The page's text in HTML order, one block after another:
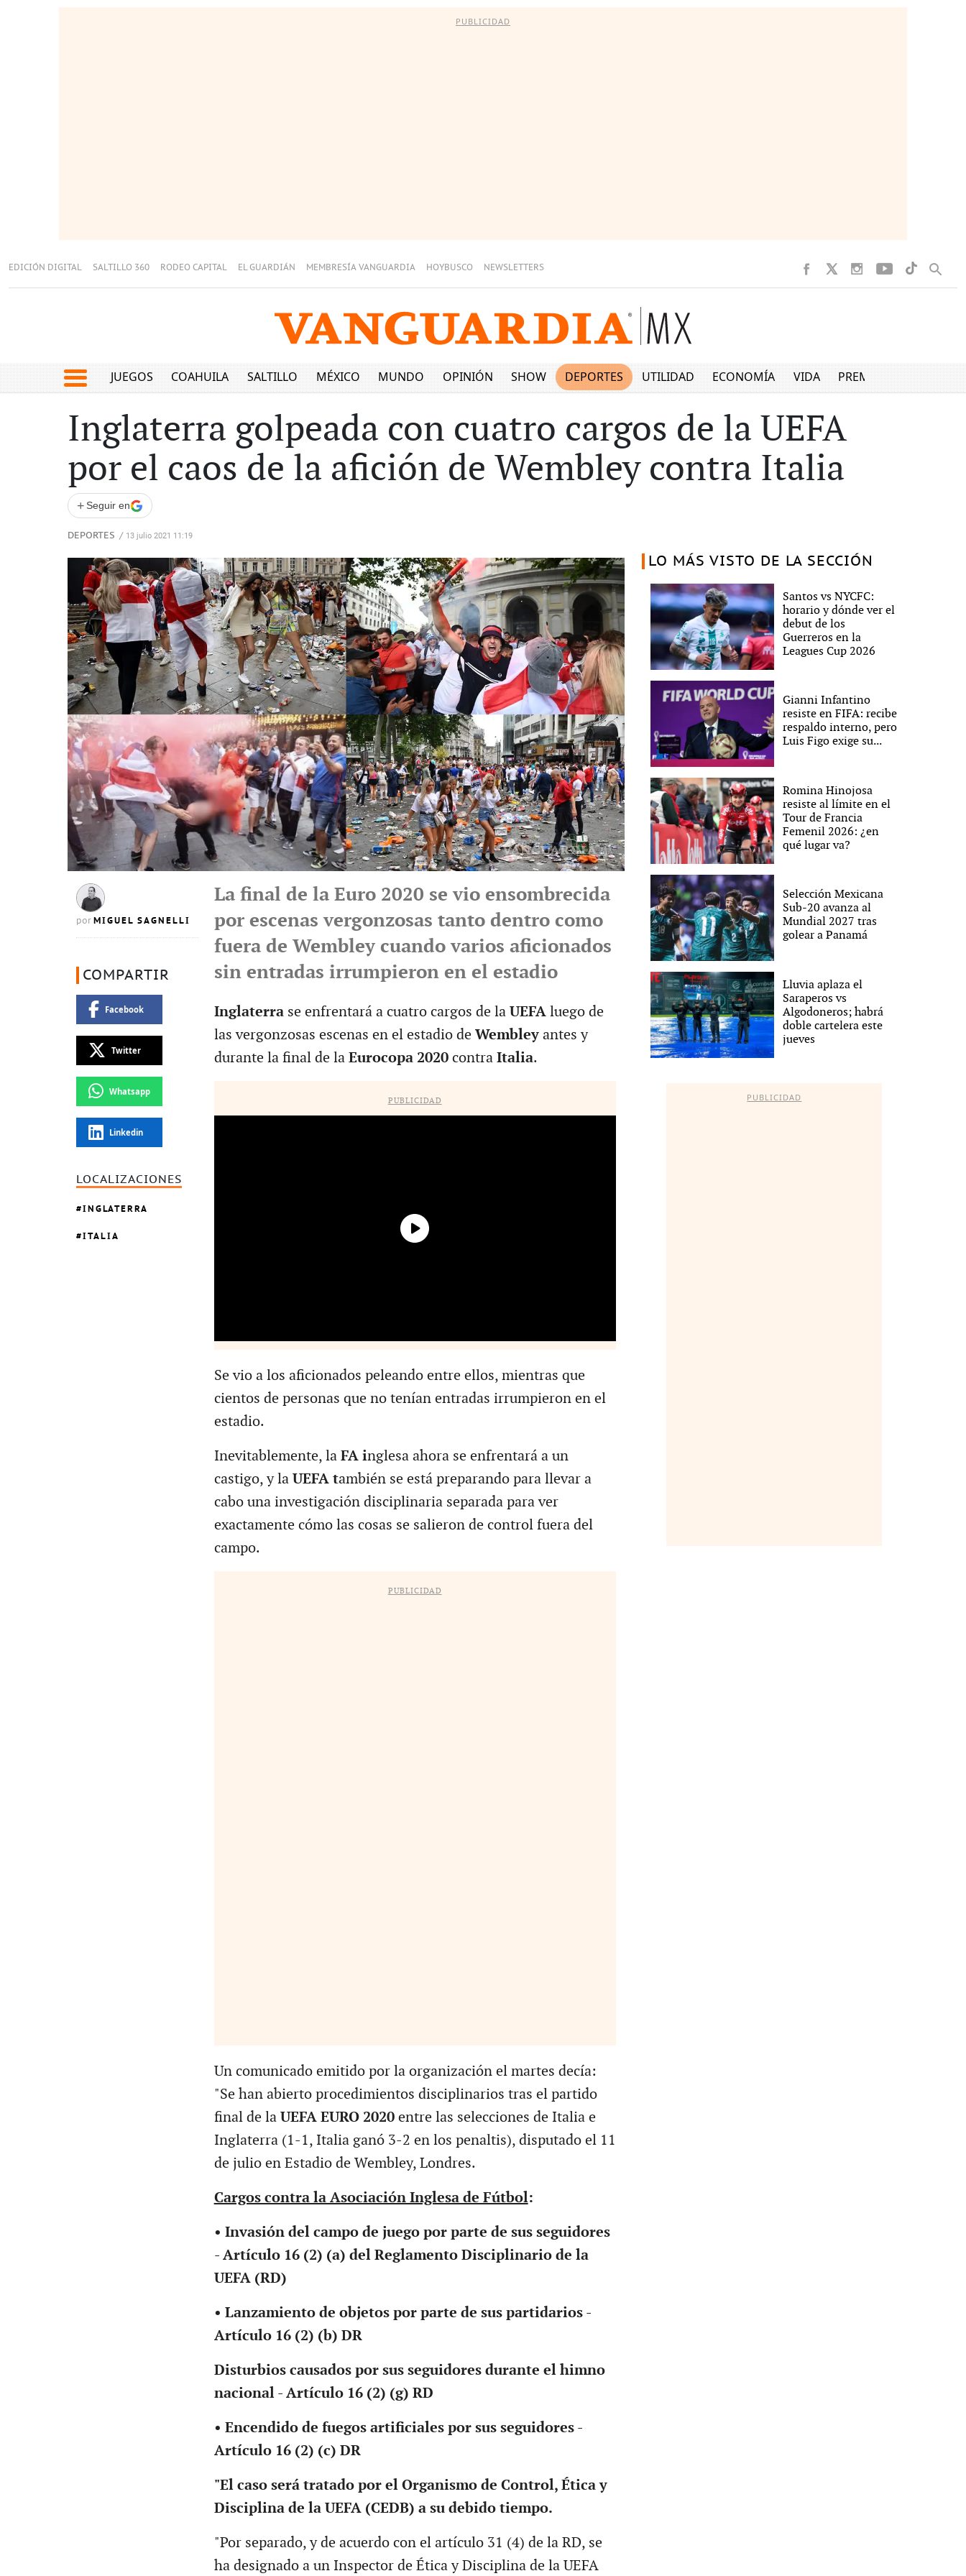
PUBLICIDAD
EDICIÓN DIGITAL SALTILLO 360 RODEO CAPITAL EL GUARDIÁN MEMBRESÍA VANGUARDIA HOYBUSCO NEWSLETTERS
JUEGOS COAHUILA SALTILLO MÉXICO MUNDO OPINIÓN SHOW DEPORTES UTILIDAD ECONOMÍA VIDA PREMIUM
Inglaterra golpeada con cuatro cargos de la UEFA
por el caos de la afición de Wembley contra Italia
+ Seguir en
DEPORTES / 13 julio 2021 11:19
por MIGUEL SAGNELLI
COMPARTIR
Facebook
Twitter
Whatsapp
Linkedin
LOCALIZACIONES
INGLATERRA
ITALIA
La final de la Euro 2020 se vio ensombrecida
por escenas vergonzosas tanto dentro como
fuera de Wembley cuando varios aficionados
sin entradas irrumpieron en el estadio
Inglaterrase enfrentará a cuatro cargos de la UEFAluego de
las vergonzosas escenas en el estadio de Wembleyantes y
durante la final de la Eurocopa 2020 contra Italia.
PUBLICIDAD
Se vio a los aficionados peleando entre ellos, mientras que
cientos de personas que no tenían entradas irrumpieron en el
estadio.
Inevitablemente, la FA inglesa ahora se enfrentará a un
castigo, y la UEFA también se está preparando para llevar a
cabo una investigación disciplinaria separada para ver
exactamente cómo las cosas se salieron de control fuera del
campo.
PUBLICIDAD
Un comunicado emitido por la organización el martes decía:
"Se han abierto procedimientos disciplinarios tras el partido
final de la UEFA EURO 2020entre las selecciones de Italia e
Inglaterra (1-1, Italia ganó 3-2 en los penaltis), disputado el 11
de julio en Estadio de Wembley, Londres.
Cargos contra la Asociación Inglesa de Fútbol:
• Invasión del campo de juego por parte de sus seguidores
- Artículo 16 (2) (a) del Reglamento Disciplinario de la
UEFA (RD)
• Lanzamiento de objetos por parte de sus partidarios -
Artículo 16 (2) (b) DR
Disturbios causados ​​por sus seguidores durante el himno
nacional - Artículo 16 (2) (g) RD
• Encendido de fuegos artificiales por sus seguidores -
Artículo 16 (2) (c) DR
"El caso será tratado por el Organismo de Control, Ética y
Disciplina de la UEFA (CEDB) a su debido tiempo.
"Por separado, y de acuerdo con el artículo 31 (4) de la RD, se
ha designado a un Inspector de Ética y Disciplina de la UEFA
LO MÁS VISTO DE LA SECCIÓN
Santos vs NYCFC:
horario y dónde ver el
debut de los
Guerreros en la
Leagues Cup 2026
Gianni Infantino
resiste en FIFA: recibe
respaldo interno, pero
Luis Figo exige su...
Romina Hinojosa
resiste al límite en el
Tour de Francia
Femenil 2026: ¿en
qué lugar va?
Selección Mexicana
Sub-20 avanza al
Mundial 2027 tras
golear a Panamá
Lluvia aplaza el
Saraperos vs
Algodoneros; habrá
doble cartelera este
jueves
PUBLICIDAD